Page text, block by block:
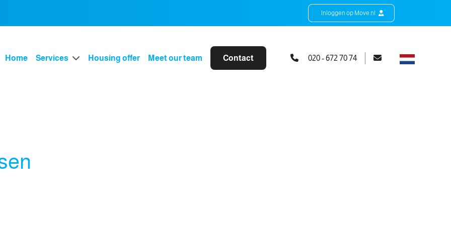
Inloggen op Move.nl
Home Services Housing offer Meet our team Contact 020 - 672 70 74